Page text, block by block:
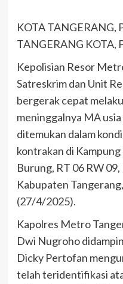
KOTA TANGERANG,
TANGERANG KOTA,
Kepolisian Resor
Satreskrim dan Unit
bergerak cepat
meninggalnya MA
ditemukan dalam
kontrakan di
Burung, RT 06 RW
Kabupaten
(27/4/2025).
Kapolres Metro
Dwi Nugroho
Dicky Pertofan
telah teridentifikasi